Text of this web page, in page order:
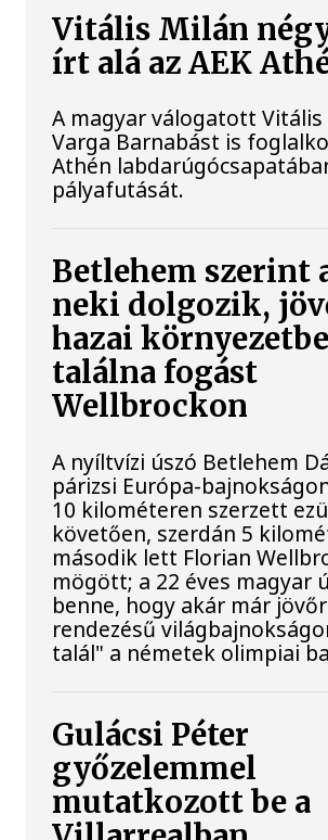
Vitális Milán
írt alá az AEK
A magyar válogatott Vitális
Varga Barnabást is
Athén
pályafutását.
Betlehem szerint
neki dolgozik,
hazai
találna fogást
Wellbrockon
A nyíltvízi úszó Betlehem
párizsi Európa-
10 kilométeren szerzett
követően, szerdán 5
második lett Florian
mögött; a 22 éves magyar
benne, hogy akár már
rendezésű
talál" a németek olimpiai
Gulácsi Péter
győzelemmel
mutatkozott be a